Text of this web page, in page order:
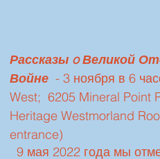
Рассказы o Великой
Войне
- 3 ноября в 6
West;  6205 Mineral Point
Heritage Westmorland
entrance)